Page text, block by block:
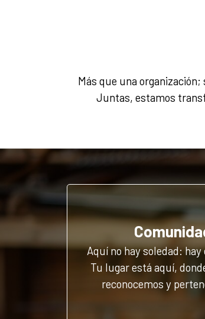
Más que una
Juntas, estamos
Aquí no hay soledad:
Tu lugar está aquí,
reconocemos y